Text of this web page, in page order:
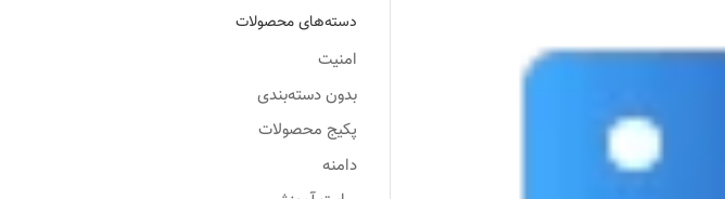
دسته‌های محصولات
امنیت
بدون دسته‌بندی
پکیج محصولات
دامنه